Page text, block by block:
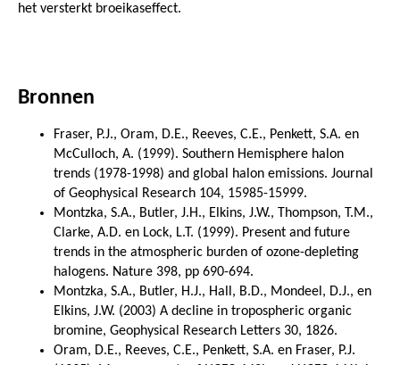
het versterkt broeikaseffect.
Bronnen
Fraser, P.J., Oram, D.E., Reeves, C.E., Penkett, S.A. en
McCulloch, A. (1999). Southern Hemisphere halon
trends (1978-1998) and global halon emissions. Journal
of Geophysical Research 104, 15985-15999.
Montzka, S.A., Butler, J.H., Elkins, J.W., Thompson, T.M.,
Clarke, A.D. en Lock, L.T. (1999). Present and future
trends in the atmospheric burden of ozone-depleting
halogens. Nature 398, pp 690-694.
Montzka, S.A., Butler, H.J., Hall, B.D., Mondeel, D.J., en
Elkins, J.W. (2003) A decline in tropospheric organic
bromine, Geophysical Research Letters 30, 1826.
Oram, D.E., Reeves, C.E., Penkett, S.A. en Fraser, P.J.